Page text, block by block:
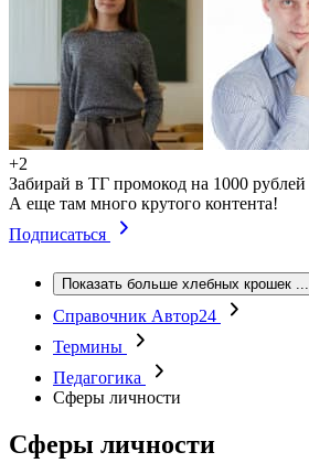
+2
Забирай в ТГ промокод на 1000 рублей
А еще там много крутого контента!
Подписаться
Показать больше хлебных крошек ...
Справочник Автор24
Термины
Педагогика
Сферы личности
Сферы личности